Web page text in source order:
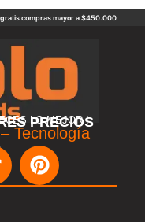
gratis compras mayor a $450.000
PRECIOS
LO MEJOR !
Tecnología